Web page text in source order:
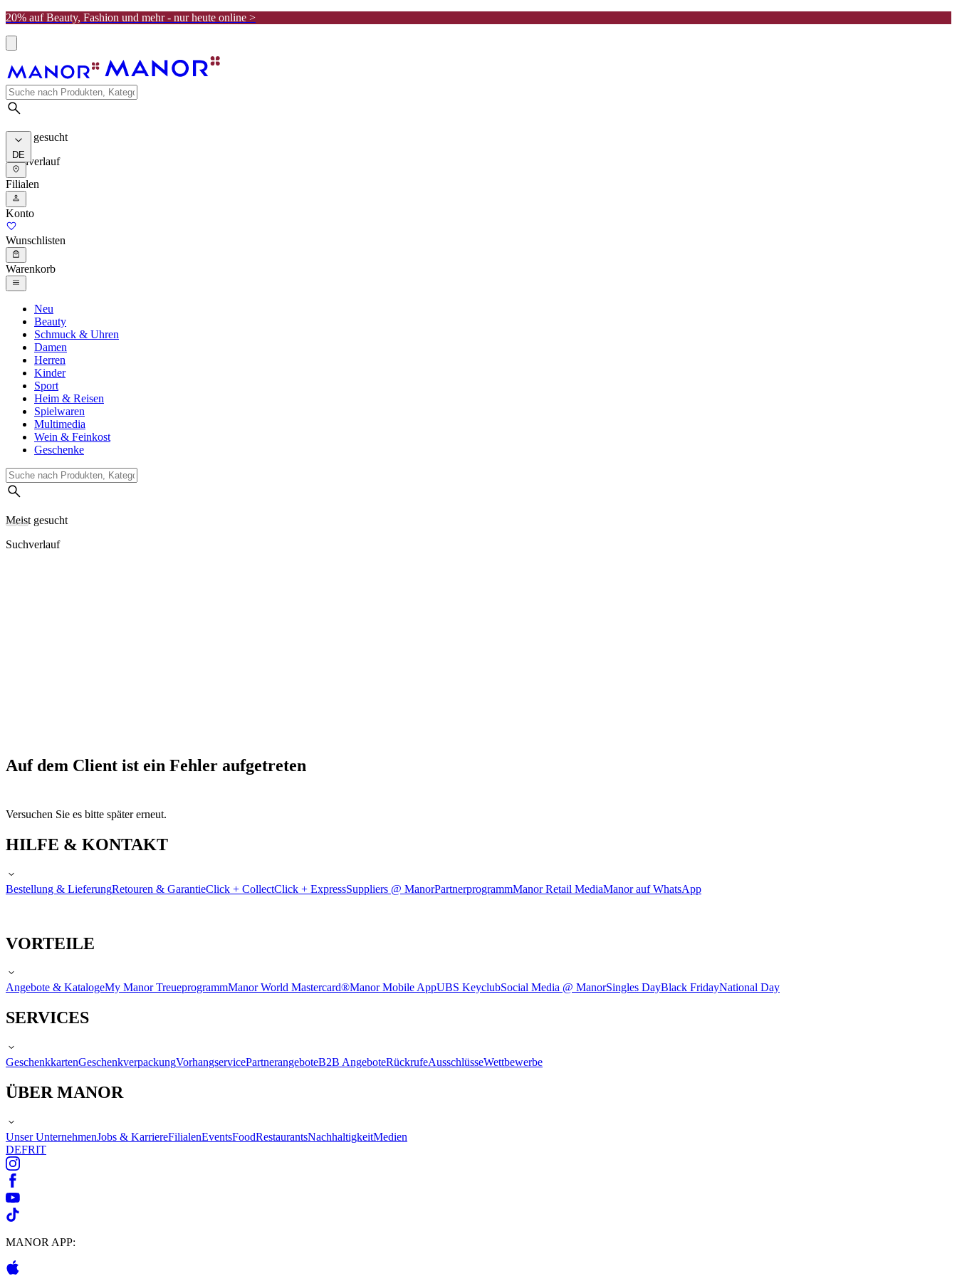
20% auf Beauty, Fashion und mehr - nur heute online >
Meist gesucht
Suchverlauf
DE
Filialen
Konto
Wunschlisten
Warenkorb
Neu
Beauty
Schmuck & Uhren
Damen
Herren
Kinder
Sport
Heim & Reisen
Spielwaren
Multimedia
Wein & Feinkost
Geschenke
Meist gesucht
Suchverlauf
Auf dem Client ist ein Fehler aufgetreten
Versuchen Sie es bitte später erneut.
HILFE & KONTAKT
Bestellung & LieferungRetouren & GarantieClick + CollectClick + ExpressSuppliers @ ManorPartnerprogrammManor Retail MediaManor auf WhatsApp
VORTEILE
Angebote & KatalogeMy Manor TreueprogrammManor World Mastercard®Manor Mobile AppUBS KeyclubSocial Media @ ManorSingles DayBlack FridayNational Day
SERVICES
GeschenkkartenGeschenkverpackungVorhangservicePartnerangeboteB2B AngeboteRückrufeAusschlüsseWettbewerbe
ÜBER MANOR
Unser UnternehmenJobs & KarriereFilialenEventsFoodRestaurantsNachhaltigkeitMedien
DEFRIT
MANOR APP: